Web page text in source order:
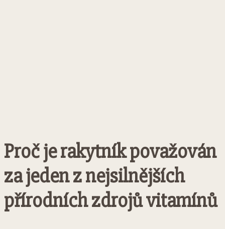
Proč je rakytník považován
za jeden z nejsilnějších
přírodních zdrojů vitamínů